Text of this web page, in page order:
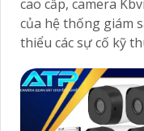
cao cấp, camera
của hệ thống giám
thiểu các sự cố kỹ